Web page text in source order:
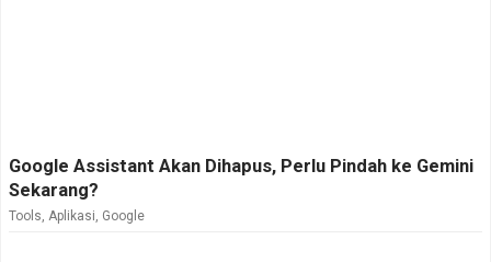
Google Assistant Akan Dihapus, Perlu Pindah ke Gemini
Sekarang?
Tools Aplikasi Google